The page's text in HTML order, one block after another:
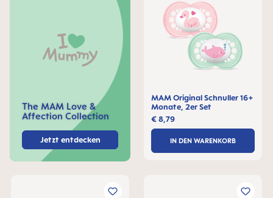
The MAM Love &
Affection Collection
Jetzt entdecken
MAM Original Schnuller 16+
Monate, 2er Set
€ 8,79
IN DEN WARENKORB